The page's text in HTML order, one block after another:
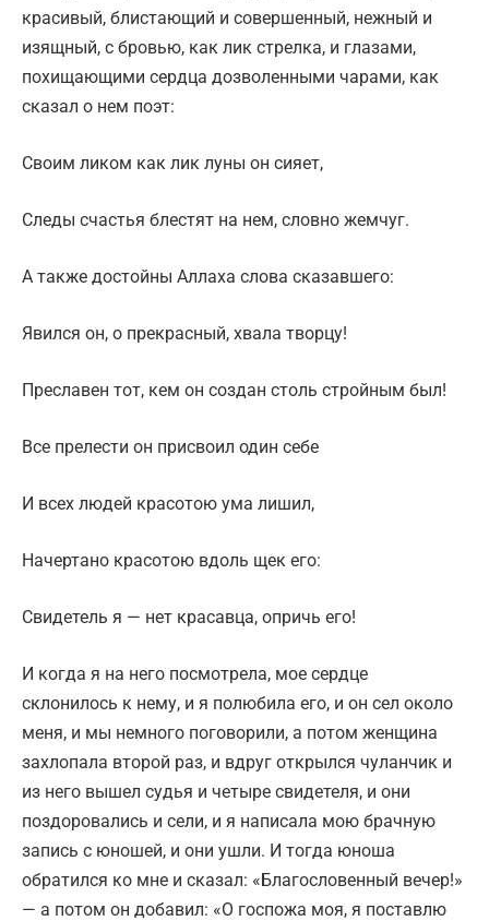
красивый, блистающий и совершенный, нежный и
изящный, с бровью, как лик стрелка, и глазами,
похищающими сердца дозволенными чарами, как
сказал о нем поэт:
Своим ликом как лик луны он сияет,
Следы счастья блестят на нем, словно жемчуг.
А также достойны Аллаха слова сказавшего:
Явился он, о прекрасный, хвала творцу!
Преславен тот, кем он создан столь стройным был!
Все прелести он присвоил один себе
И всех людей красотою ума лишил,
Начертано красотою вдоль щек его:
Свидетель я — нет красавца, опричь его!
И когда я на него посмотрела, мое сердце
склонилось к нему, и я полюбила его, и он сел около
меня, и мы немного поговорили, а потом женщина
захлопала второй раз, и вдруг открылся чуланчик и
из него вышел судья и четыре свидетеля, и они
поздоровались и сели, и я написала мою брачную
запись с юношей, и они ушли. И тогда юноша
обратился ко мне и сказал: «Благословенный вечер!»
— а потом он добавил: «О госпожа моя, я поставлю